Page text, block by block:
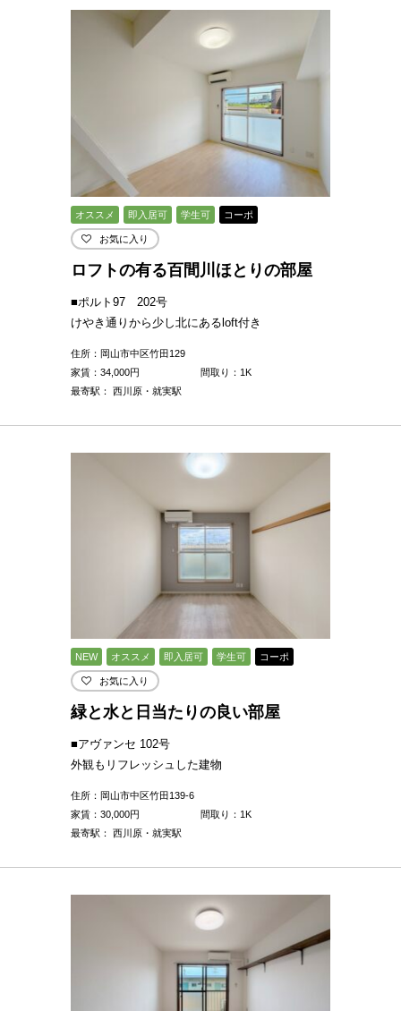
オススメ 即入居可 学生可 コーポ
お気に入り
ロフトの有る百間川ほとりの部屋
■ポルト97 202号
けやき通りから少し北にあるloft付き
住所：岡山市中区竹田129
家賃： 34,000円
間取り：1K
最寄駅： 西川原・就実駅
NEW オススメ 即入居可 学生可 コーポ
お気に入り
緑と水と日当たりの良い部屋
■アヴァンセ 102号
外観もリフレッシュした建物
住所：岡山市中区竹田139-6
家賃： 30,000円
間取り：1K
最寄駅： 西川原・就実駅